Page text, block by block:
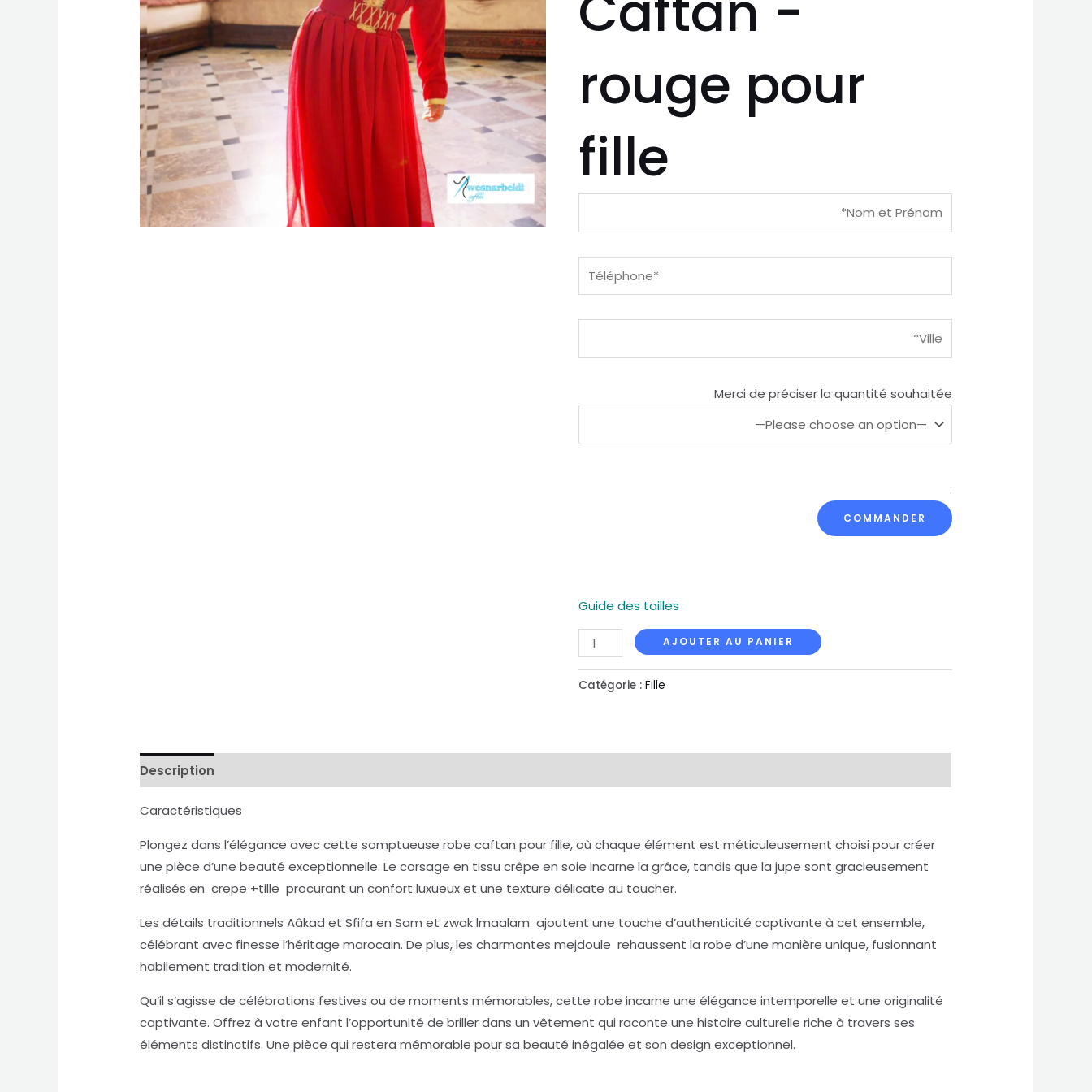
rouge pour
fille
Merci de préciser la quantité souhaitée
.
Guide des tailles
AJOUTER AU PANIER
Catégorie : Fille
Description
Caractéristiques
Plongez dans l’élégance avec cette somptueuse robe caftan pour fille, où chaque élément est méticuleusement choisi pour créer
une pièce d’une beauté exceptionnelle. Le corsage en tissu crêpe en soie incarne la grâce, tandis que la jupe sont gracieusement
réalisés en crepe +tille procurant un confort luxueux et une texture délicate au toucher.
Les détails traditionnels Aâkad et Sfifa en Sam et zwak lmaalam ajoutent une touche d’authenticité captivante à cet ensemble,
célébrant avec finesse l’héritage marocain. De plus, les charmantes mejdoule rehaussent la robe d’une manière unique, fusionnant
habilement tradition et modernité.
Qu’il s’agisse de célébrations festives ou de moments mémorables, cette robe incarne une élégance intemporelle et une originalité
captivante. Offrez à votre enfant l’opportunité de briller dans un vêtement qui raconte une histoire culturelle riche à travers ses
éléments distinctifs. Une pièce qui restera mémorable pour sa beauté inégalée et son design exceptionnel.